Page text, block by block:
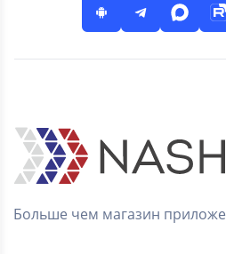
Больше чем магазин